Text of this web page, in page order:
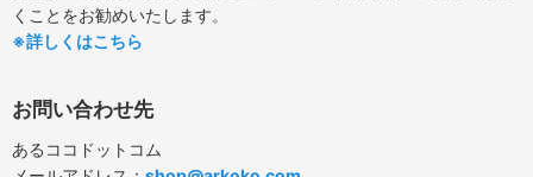
くことをお勧めいたします。
※詳しくはこちら
お問い合わせ先
あるココドットコム